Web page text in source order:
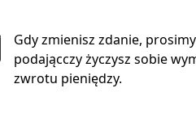
Gdy zmienisz zdanie,
podającczy życzysz sobie
zwrotu pieniędzy.